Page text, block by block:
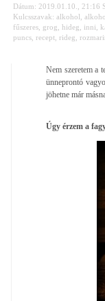
Dátum: 2019.01.10., 21:16
Kulcsszavak: alkohol
fűszeres grog hideg inni
puncs recept rideg
Nem szeretem a
ünneprontó
jöhetne már
Úgy érzem a